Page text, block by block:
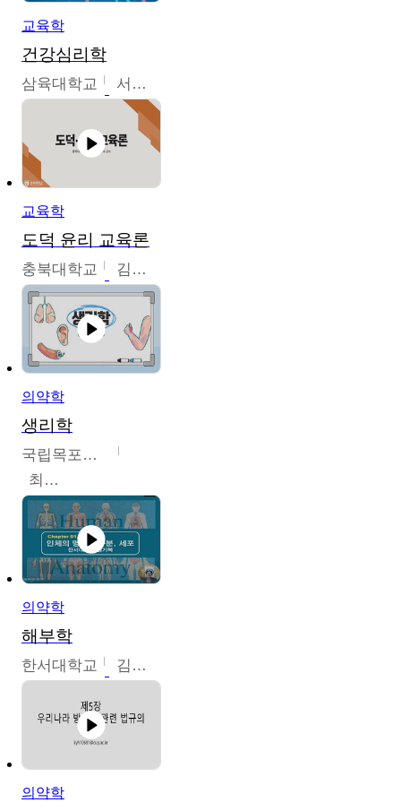
교육학
건강심리학
삼육대학교 서경현
교육학
도덕 윤리 교육론
충북대학교 김연숙
의약학
생리학
국립목포대학교
최소은
의약학
해부학
한서대학교 김기복
의약학